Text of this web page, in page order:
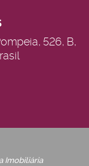
, 526, B,
Imobiliária